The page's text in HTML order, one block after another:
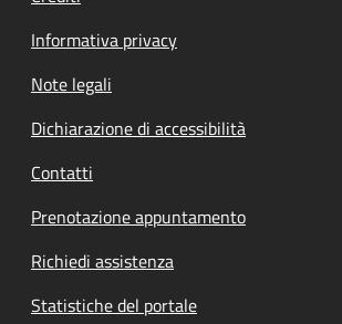
Informativa privacy
Note legali
Dichiarazione di accessibilità
Contatti
Prenotazione appuntamento
Richiedi assistenza
Statistiche del portale